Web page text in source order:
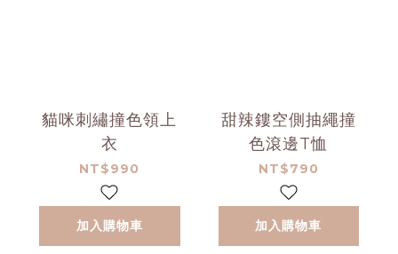
貓咪刺繡撞色領上
衣
NT$990
加入購物車
甜辣鏤空側抽繩撞
色滾邊T恤
NT$790
加入購物車